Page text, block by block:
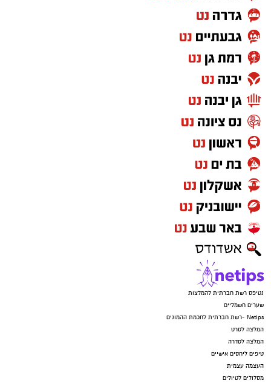
נטיפס רשת חברתית להמלצות
שערים חשמליים
Netips -רשת חברתית לחכמת ההמונים
המלצה לסרט
המלצה לסדרה
טיפים ליחסים אישיים
העצמה עצמית
מסלולים לטיולים